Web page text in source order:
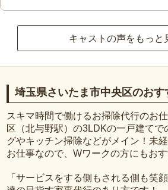
キャストの声をもっと
埼玉県さいたま市中央区のおす
スキマ時間で働けるお掃除代行のお
区（北与野駅）の3LDKの一戸建てで
グやキッチン掃除などがメイン！未
お仕事なので、Wワークの方にもおす
「サービスをする側もされる側も笑